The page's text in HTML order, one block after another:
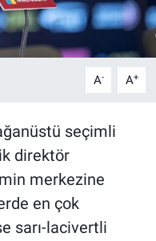
A- A+
seçimli
direktör
merkezine
en çok
sarı-lacivertli